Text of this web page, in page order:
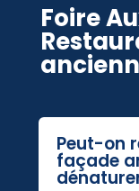
Foire
Peut-on
façade